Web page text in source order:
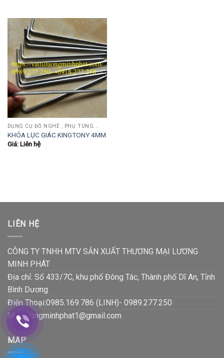
DỤNG CỤ ĐỒ NGHỀ , PHỤ TÙNG...
KHÓA LỤC GIÁC KINGTONY 4MM
Giá: Liên hệ
LIÊN HỆ
CÔNG TY TNHH MTV SẢN XUẤT THƯƠNG MẠI LƯƠNG
MINH PHÁT
Địa chỉ: Số 433/7C, khu phố Đông Tác, Thành phố Dĩ An, Tỉnh
Bình Dương
Điện Thoại:0985.169.786 (LINH)- 0989.277.250
Mail:luongminhphat1@gmail.com
MAP